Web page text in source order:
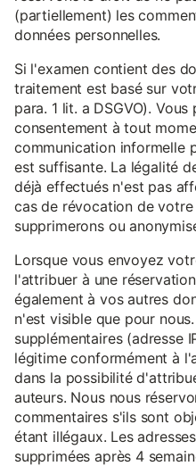
(partiellement) les
données personnelles.
Si l'examen contient des
traitement est basé sur
para. 1 lit. a DSGVO).
consentement à tout
communication informelle
est suffisante. La légalité
déjà effectués n'est pas
cas de révocation de
supprimerons ou
Lorsque vous envoyez
l'attribuer à une
également à vos autres
n'est visible que pour
supplémentaires (adresse
légitime conformément à
dans la possibilité
auteurs. Nous nous
commentaires s'ils sont
étant illégaux. Les
supprimées après 4